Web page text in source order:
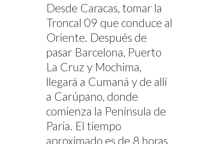
Desde Caracas, tomar la
Troncal 09 que conduce al
Oriente. Después de
pasar Barcelona, Puerto
La Cruz y Mochima,
llegará a Cumaná y de allí
a Carúpano, donde
comienza la Península de
Paria. El tiempo
aproximado es de 8 horas.